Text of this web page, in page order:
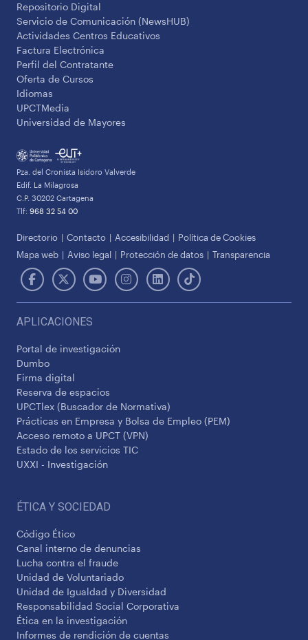
Repositorio Digital
Servicio de Comunicación (NewsHUB)
Actividades Centros Educativos
Factura Electrónica
Perfil del Contratante
Oferta de Cursos
Idiomas
UPCTMedia
Universidad de Mayores
Pza. del Cronista Isidoro Valverde
Edif. La Milagrosa
C.P. 30202 Cartagena
Tlf: 968 32 54 00
Directorio Contacto Accesibilidad
Política de Cookies
Mapa web
Aviso legal Protección de datos Transparencia
APLICACIONES
Portal de investigación
Dumbo
Firma digital
Reserva de espacios
UPCTlex (Buscador de Normativa)
Prácticas en Empresa y Bolsa de Empleo (PEM)
Acceso remoto a UPCT (VPN)
Estado de los servicios TIC
UXXI - Investigación
ÉTICA Y SOCIEDAD
Código Ético
Canal interno de denuncias
Lucha contra el fraude
Unidad de Voluntariado
Unidad de Igualdad y Diversidad
Responsabilidad Social Corporativa
Ética en la investigación
Informes de rendición de cuentas